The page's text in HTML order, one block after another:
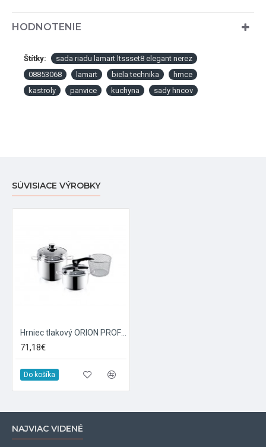
HODNOTENIE
Štítky:
sada riadu lamart ltssset8 elegant nerez
08853068
lamart biela technika
hrnce
kastroly
panvice kuchyna sady hncov
SÚVISIACE VÝROBKY
71,18€
Do košíka
NAJVIAC VIDENÉ